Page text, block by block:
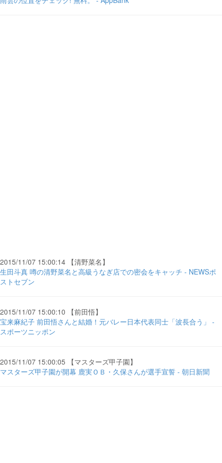
2015/11/07 15:00:14 【清野菜名】
生田斗真 噂の清野菜名と高級うなぎ店での密会をキャッチ - NEWSポ
ストセブン
2015/11/07 15:00:10 【前田悟】
宝来麻紀子 前田悟さんと結婚！元バレー日本代表同士「波長合う」 -
スポーツニッポン
2015/11/07 15:00:05 【マスターズ甲子園】
マスターズ甲子園が開幕 鹿実ＯＢ・久保さんが選手宣誓 - 朝日新聞